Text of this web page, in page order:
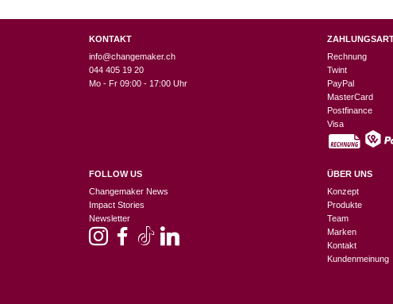
KONTAKT
info@changemaker.ch
044 405 19 20
Mo - Fr 09:00 - 17:00 Uhr
FOLLOW US
Changemaker News
Impact Stories
Newsletter
Rechnung
Twint
PayPal
MasterCard
Postfinance
Visa
ÜBER UNS
Konzept
Produkte
Team
Marken
Kontakt
Kundenmeinung